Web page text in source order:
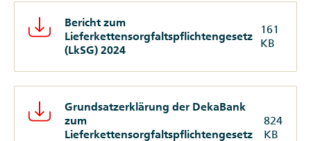
Bericht zum
Lieferkettensorgfaltspflichtengesetz
(LkSG) 2024
161
KB
Grundsatzerklärung der DekaBank
zum
Lieferkettensorgfaltspflichtengesetz
824
KB